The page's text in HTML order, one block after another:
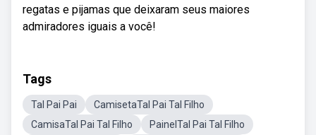
regatas e pijamas que deixaram seus maiores
admiradores iguais a você!
Tags
Tal Pai Pai
CamisetaTal Pai Tal Filho
CamisaTal Pai Tal Filho
PainelTal Pai Tal Filho